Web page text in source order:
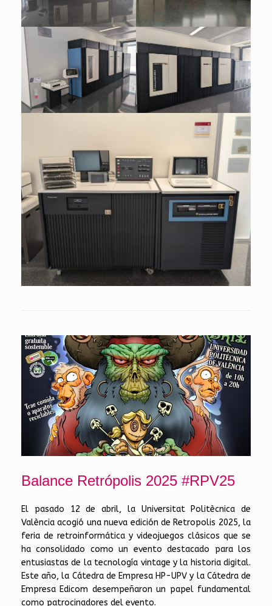
Balance Retrópolis 2025 #RPV25
El pasado 12 de abril, la Universitat Politècnica de
València acogió una nueva edición de Retropolis 2025, la
feria de retroinformática y videojuegos clásicos que se
ha consolidado como un evento destacado para los
entusiastas de la tecnología vintage y la historia digital.
Este año, la Cátedra de Empresa HP-UPV y la Cátedra de
Empresa Edicom desempeñaron un papel fundamental
como patrocinadores del evento.